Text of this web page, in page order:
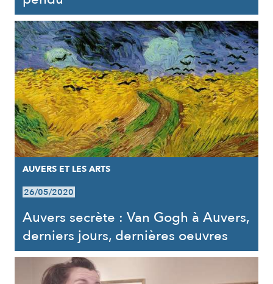
AUVERS ET LES ARTS
26/05/2020
Auvers secrète : Van Gogh à Auvers,
derniers jours, dernières oeuvres